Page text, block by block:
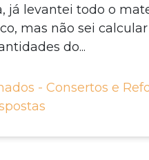
já levantei todo o
mas não sei
do...
- Consertos e